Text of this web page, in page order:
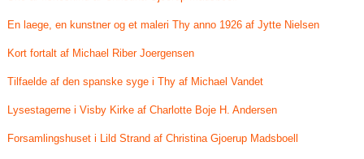
En laege, en kunstner og et maleri Thy anno 1926 af Jytte Nielsen
Kort fortalt af Michael Riber Joergensen
Tilfaelde af den spanske syge i Thy af Michael Vandet
Lysestagerne i Visby Kirke af Charlotte Boje H. Andersen
Forsamlingshuset i Lild Strand af Christina Gjoerup Madsboell